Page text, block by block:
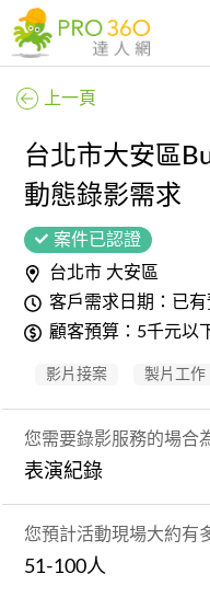
上一頁
台北市大安區
動態錄影需求
案件已認證
台北市 大安區
客戶需求日期：已有
顧客預算：5千元以
影片接案 製片工作
您需要錄影服務的場合
表演紀錄
您預計活動現場大約有
51-100人